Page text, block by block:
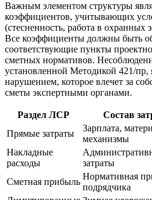
Важным элементом структуры
коэффициентов, учитывающих
(стесненность, работа в охранных
Все коэффициенты должны быть
соответствующие пункты
сметных нормативов.
установленной Методикой 421/пр,
нарушением, которое влечет за
сметы экспертными органами.
Раздел ЛСР Состав
Прямые затраты
Зарплата,
механизмы
Накладные
расходы
затраты
Сметная прибыль
Нормативная
подрядчика